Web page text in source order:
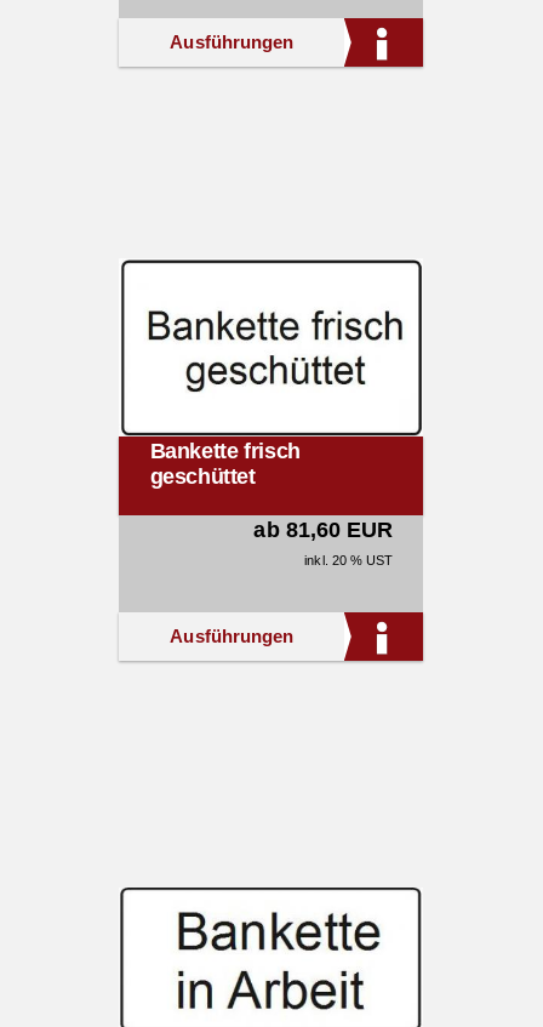
Ausführungen
Bankette frisch
geschüttet
ab 81,60 EUR
inkl. 20 % UST
Ausführungen